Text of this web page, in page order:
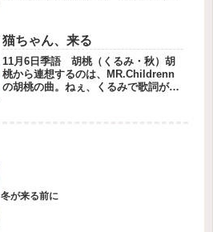
ました。昨日、雪が降ったそうです。
駐車場には一面に雪が残ってい...
猫ちゃん、来る
11月6日季語 胡桃（くるみ・秋）胡
桃から連想するのは、MR.Childrenn
の胡桃の曲。ねぇ、くるみで歌詞が始
冬が来る前に